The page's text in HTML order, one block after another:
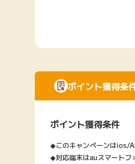
ポイント獲得条
ポイント獲得条件
◆このキャンペーンはios/
◆対応端末はauスマートフ